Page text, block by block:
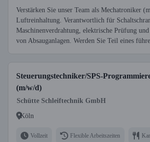
Verstärken Sie unser Team als Mechatroniker
Luftreinhaltung. Verantwortlich für
Maschinenverdrahtung, elektrische Prüfung
von Absauganlagen. Werden Sie Teil eines
Steuerungstechniker/SPS-
(m/w/d)
Schütte Schleiftechnik GmbH
Köln
Vollzeit Flexible Arbeitszeiten